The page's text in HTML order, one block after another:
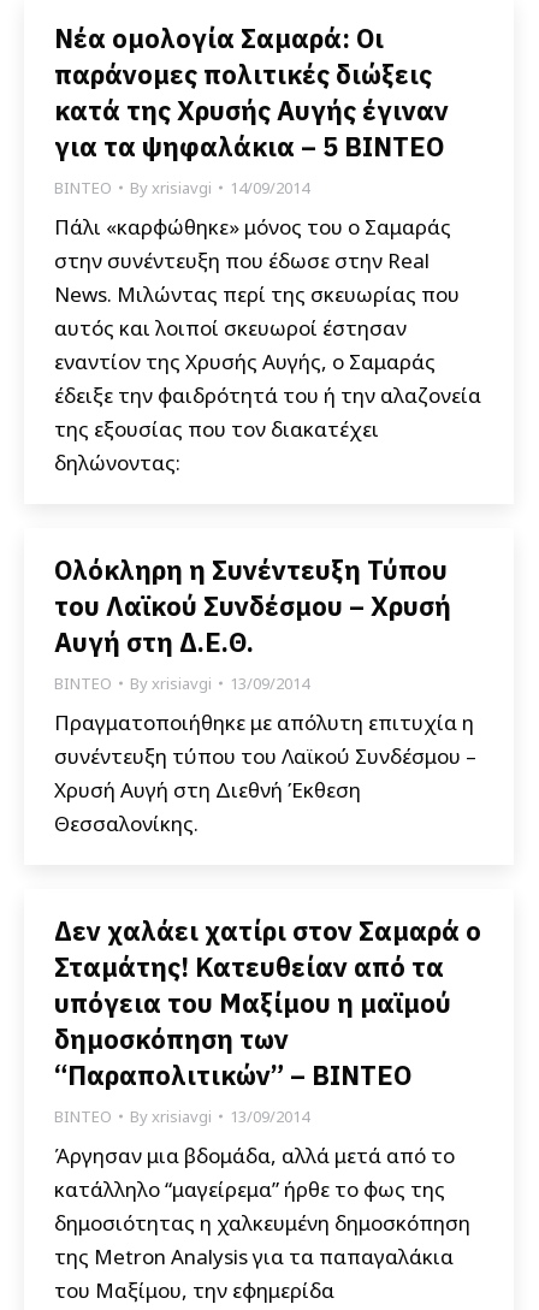
Νέα ομολογία Σαμαρά: Οι
παράνομες πολιτικές διώξεις
κατά της Χρυσής Αυγής έγιναν
για τα ψηφαλάκια – 5 ΒΙΝΤΕΟ
ΒΙΝΤΕΟ Byxrisiavgi 14/09/2014
Πάλι «καρφώθηκε» μόνος του ο Σαμαράς
στην συνέντευξη που έδωσε στην Real
News. Μιλώντας περί της σκευωρίας που
αυτός και λοιποί σκευωροί έστησαν
εναντίον της Χρυσής Αυγής, ο Σαμαράς
έδειξε την φαιδρότητά του ή την αλαζονεία
της εξουσίας που τον διακατέχει
δηλώνοντας:
Ολόκληρη η Συνέντευξη Τύπου
του Λαϊκού Συνδέσμου – Χρυσή
Αυγή στη Δ.Ε.Θ.
ΒΙΝΤΕΟ Byxrisiavgi 13/09/2014
Πραγματοποιήθηκε με απόλυτη επιτυχία η
συνέντευξη τύπου του Λαϊκού Συνδέσμου –
Χρυσή Αυγή στη Διεθνή Έκθεση
Θεσσαλονίκης.
Δεν χαλάει χατίρι στον Σαμαρά ο
Σταμάτης! Κατευθείαν από τα
υπόγεια του Μαξίμου η μαϊμού
δημοσκόπηση των
“Παραπολιτικών” – ΒΙΝΤΕΟ
ΒΙΝΤΕΟ Byxrisiavgi 13/09/2014
Άργησαν μια βδομάδα, αλλά μετά από το
κατάλληλο “μαγείρεμα” ήρθε το φως της
δημοσιότητας η χαλκευμένη δημοσκόπηση
της Metron Analysis για τα παπαγαλάκια
του Μαξίμου, την εφημερίδα